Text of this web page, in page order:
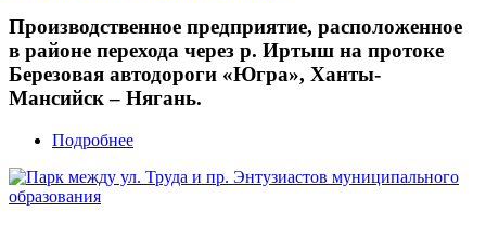
Производственное предприятие, расположенное
в районе перехода через р. Иртыш на протоке
Березовая автодороги «Югра», Ханты-
Мансийск – Нягань.
Подробнее